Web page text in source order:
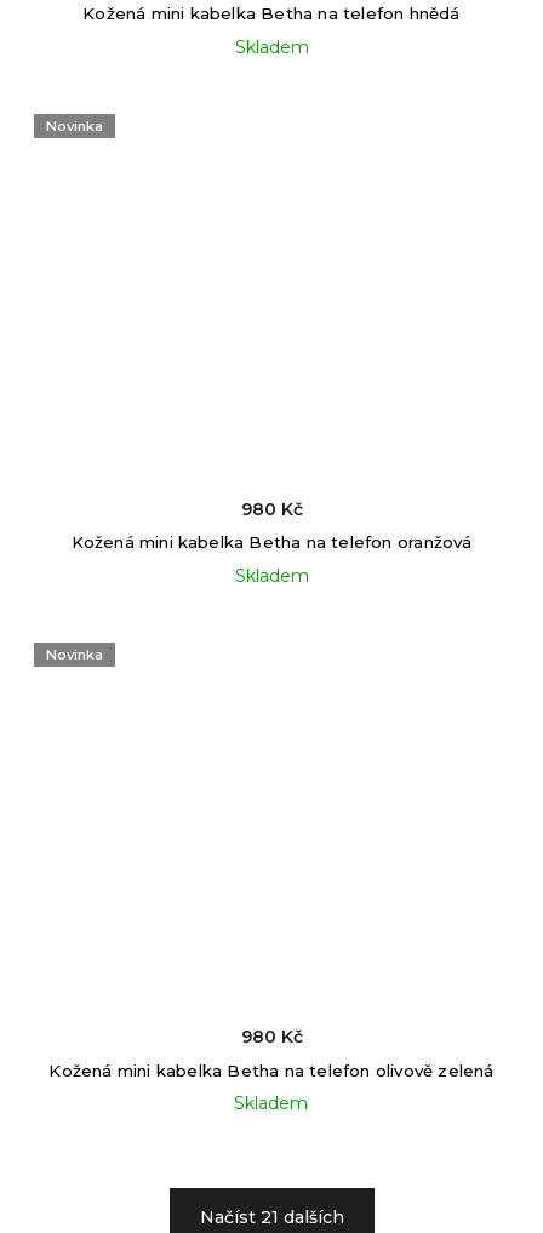
Kožená mini kabelka Betha na telefon hnědá
Skladem
Novinka
Kožená mini kabelka Betha na telefon oranžová
Skladem
980 Kč
Novinka
Kožená mini kabelka Betha na telefon olivově zelená
Skladem
980 Kč
Načíst 21 dalších